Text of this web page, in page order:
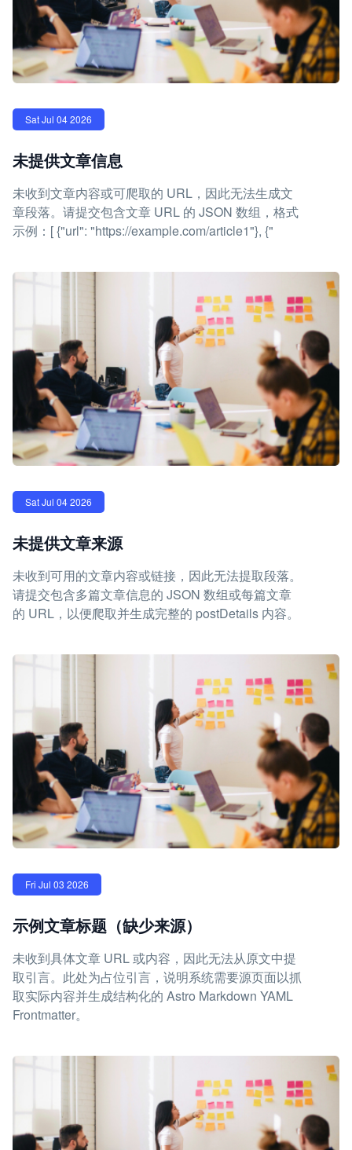
Sat Jul 04 2026
未提供文章信息
未收到文章内容或可爬取的 URL，因此无法生成文
章段落。请提交包含文章 URL 的 JSON 数组，格式
示例：[ {"url": "https://example.com/article1"}, {"
Sat Jul 04 2026
未提供文章来源
未收到可用的文章内容或链接，因此无法提取段落。
请提交包含多篇文章信息的 JSON 数组或每篇文章
的 URL，以便爬取并生成完整的 postDetails 内容。
Fri Jul 03 2026
示例文章标题（缺少来源）
未收到具体文章 URL 或内容，因此无法从原文中提
取引言。此处为占位引言，说明系统需要源页面以抓
取实际内容并生成结构化的 Astro Markdown YAML
Frontmatter。